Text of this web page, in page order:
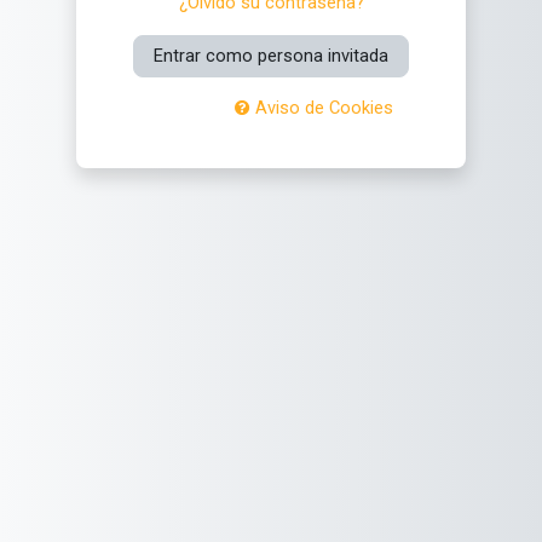
Entrar como persona invitada
Aviso de Cookies